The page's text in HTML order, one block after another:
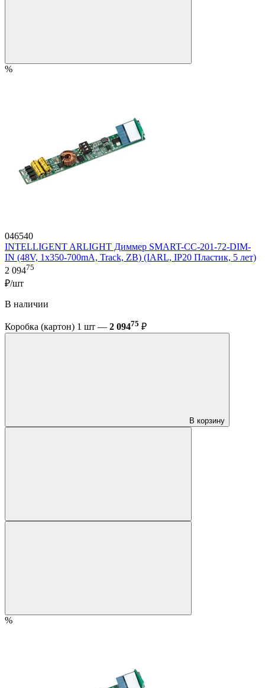
%
046540
INTELLIGENT ARLIGHT Диммер SMART-CC-201-72-DIM-
IN (48V, 1x350-700mA, Track, ZB) (IARL, IP20 Пластик, 5 лет)
2 09475
₽/шт
В наличии
Коробка (картон) 1 шт — 2 09475 ₽
В корзину
%